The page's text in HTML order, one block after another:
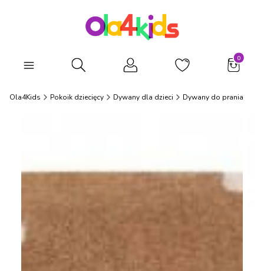
Otwórz wyszukiwarkę
Ola4Kids Pokoik dziecięcy Dywany dla dzieci Dywany do prania